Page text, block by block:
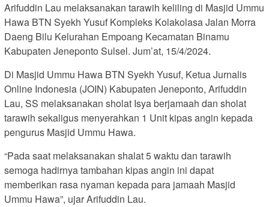
Arifuddin Lau melaksanakan tarawih keliling di Masjid Ummu
Hawa BTN Syekh Yusuf Kompleks Kolakolasa Jalan Morra
Daeng Bilu Kelurahan Empoang Kecamatan Binamu
Kabupaten Jeneponto Sulsel. Jum’at, 15/4/2024.
Di Masjid Ummu Hawa BTN Syekh Yusuf, Ketua Jurnalis
Online Indonesia (JOIN) Kabupaten Jeneponto, Arifuddin
Lau, SS melaksanakan sholat Isya berjamaah dan sholat
tarawih sekaligus menyerahkan 1 Unit kipas angin kepada
pengurus Masjid Ummu Hawa.
“Pada saat melaksanakan shalat 5 waktu dan tarawih
semoga hadirnya tambahan kipas angin ini dapat
memberikan rasa nyaman kepada para jamaah Masjid
Ummu Hawa”, ujar Arifuddin Lau.